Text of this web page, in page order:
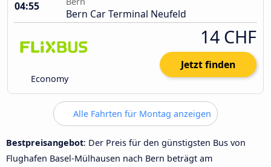
04:55
Bern Car Terminal Neufeld
Economy
14 CHF
Jetzt finden
Alle Fahrten für Montag anzeigen
Bestpreisangebot: Der Preis für den günstigsten Bus von
Flughafen Basel-Mülhausen nach Bern beträgt am